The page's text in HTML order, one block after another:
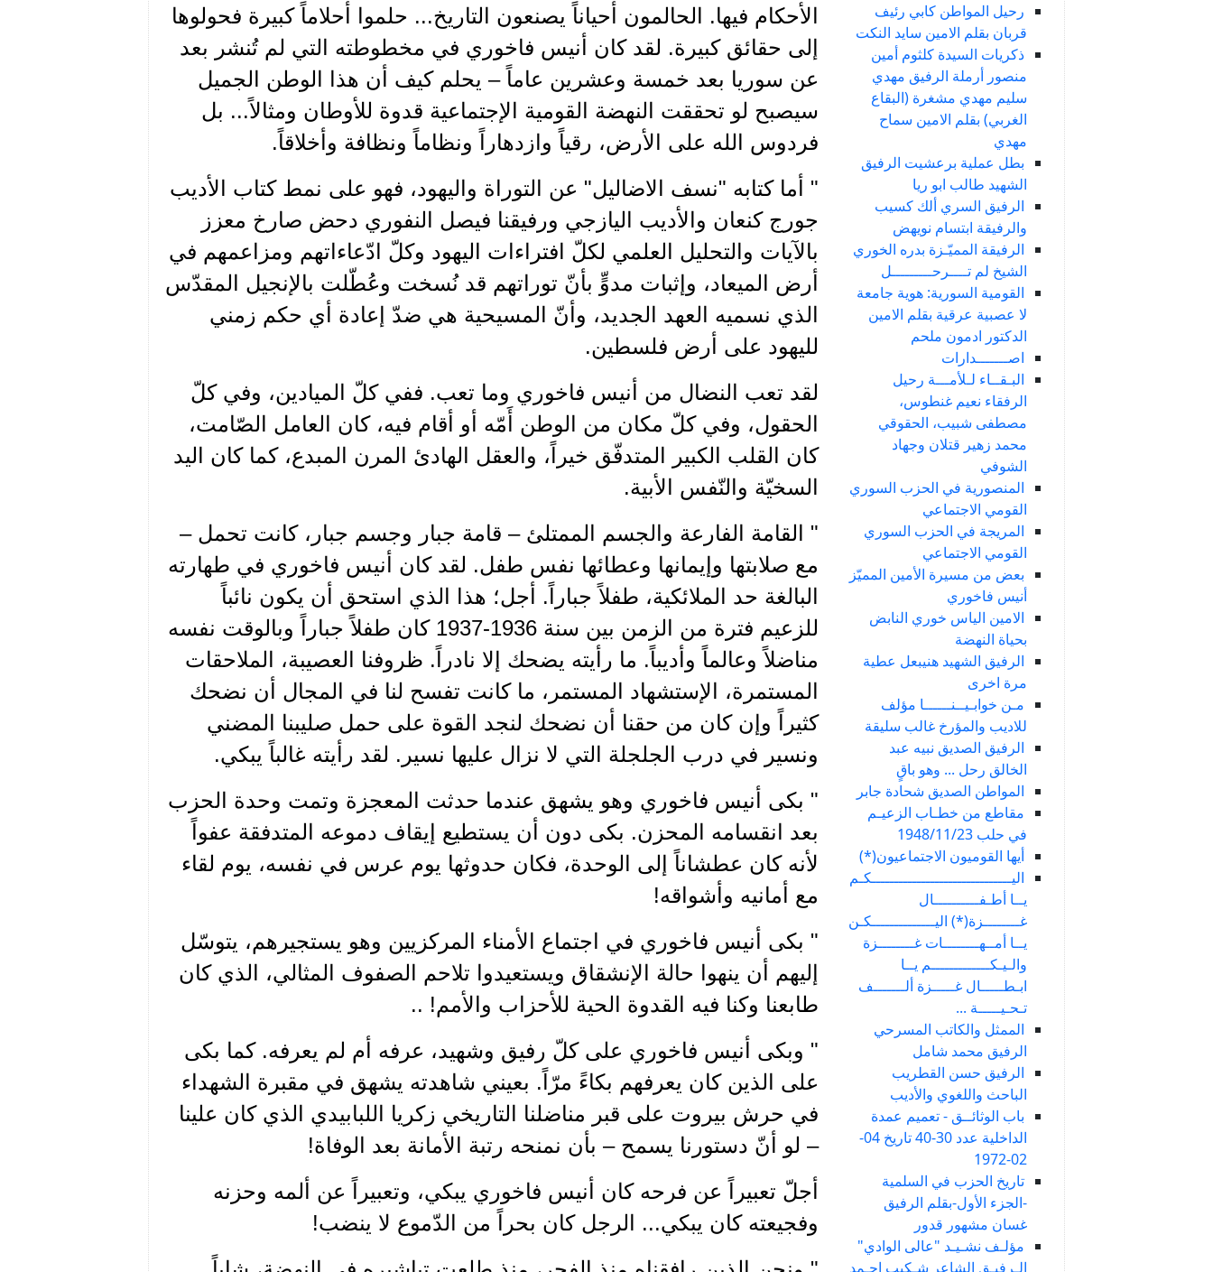
رحيل المواطن كابي رئيف
قربان بقلم الامين سايد النكت
ذكريات السيدة كلثوم أمين
منصور أرملة الرفيق مهدي
سليم مهدي مشغرة (البقاع
الغربي) بقلم الامين سماح
مهدي
بطل عملية برعشيت الرفيق
الشهيد طالب ابو ريا
الرفيق السري ألك كسيب
والرفيقة ابتسام نويهض
الرفيقة المميّـزة بدره الخوري
الشيخ لم تــــرحـــــــــل
القومية السورية: هوية جامعة
لا عصبية عرقية بقلم الامين
الدكتور ادمون ملحم
اصـــــــدارات
البـقــاء لـلأمـــة رحيل
الرفقاء نعيم غنطوس،
مصطفى شبيب، الحقوقي
محمد زهير قتلان وجهاد
الشوفي
المنصورية في الحزب السوري
القومي الاجتماعي
المريجة في الحزب السوري
القومي الاجتماعي
بعض من مسيرة الأمين المميّز
أنيس فاخوري
الامين الياس خوري النابض
بحياة النهضة
الرفيق الشهيد هنيبعل عطية
مرة اخرى
مـن خوابـيــنــــــا مؤلف
للاديب والمؤرخ غالب سليقة
الرفيق الصديق نبيه عبد
الخالق رحل ... وهو باقٍ
المواطن الصديق شحادة جابر
مقاطع من خطـاب الزعيـم
في حلب 1948/11/23
أيها القوميون الاجتماعيون(*)
اليـــــــــــــــــــــــــــــــكـم
يــا أطـفــــــــــال
غــــــــزة(*) اليــــــــــــــكـن
يــا أمــهــــــــات غــــــــزة
والـيـكـــــــــــــم يــا
ابـطـــــال غـــــزة ألـــــــف
تـحـيـــــة ...
الممثل والكاتب المسرحي
الرفيق محمد شامل
الرفيق حسن القطريب
الباحث واللغوي والأديب
باب الوثائــق - تعميم عمدة
الداخلية عدد 30-40 تاريخ 04-
02-1972
تاريخ الحزب في السلمية
-الجزء الأول-بقلم الرفيق
غسان مشهور قدور
مؤلـف نشـيـد "عالى الوادي"
الـرفيـق الشاعر شـكيب احـمد
الأحكام فيها. الحالمون أحياناً يصنعون التاريخ... حلموا أحلاماً كبيرة فحولوها
إلى حقائق كبيرة. لقد كان أنيس فاخوري في مخطوطته التي لم تُنشر بعد
عن سوريا بعد خمسة وعشرين عاماً – يحلم كيف أن هذا الوطن الجميل
سيصبح لو تحققت النهضة القومية الإجتماعية قدوة للأوطان ومثالاً... بل
فردوس الله على الأرض، رقياً وازدهاراً ونظاماً ونظافة وأخلاقاً.
" أما كتابه "نسف الاضاليل" عن التوراة واليهود، فهو على نمط كتاب الأديب
جورج كنعان والأديب اليازجي ورفيقنا فيصل النفوري دحض صارخ معزز
بالآيات والتحليل العلمي لكلّ افتراءات اليهود وكلّ ادّعاءاتهم ومزاعمهم في
أرض الميعاد، وإثبات مدوٍّ بأنّ توراتهم قد نُسخت وعُطّلت بالإنجيل المقدّس
الذي نسميه العهد الجديد، وأنّ المسيحية هي ضدّ إعادة أي حكم زمني
لليهود على أرض فلسطين.
لقد تعب النضال من أنيس فاخوري وما تعب. ففي كلّ الميادين، وفي كلّ
الحقول، وفي كلّ مكان من الوطن أَمّه أو أقام فيه، كان العامل الصّامت،
كان القلب الكبير المتدفّق خيراً، والعقل الهادئ المرن المبدع، كما كان اليد
السخيّة والنّفس الأبية.
" القامة الفارعة والجسم الممتلئ – قامة جبار وجسم جبار، كانت تحمل –
مع صلابتها وإيمانها وعطائها نفس طفل. لقد كان أنيس فاخوري في طهارته
البالغة حد الملائكية، طفلاً جباراً. أجل؛ هذا الذي استحق أن يكون نائباً
للزعيم فترة من الزمن بين سنة 1936-1937 كان طفلاً جباراً وبالوقت نفسه
مناضلاً وعالماً وأديباً. ما رأيته يضحك إلا نادراً. ظروفنا العصيبة، الملاحقات
المستمرة، الإستشهاد المستمر، ما كانت تفسح لنا في المجال أن نضحك
كثيراً وإن كان من حقنا أن نضحك لنجد القوة على حمل صليبنا المضني
ونسير في درب الجلجلة التي لا نزال عليها نسير. لقد رأيته غالباً يبكي.
" بكى أنيس فاخوري وهو يشهق عندما حدثت المعجزة وتمت وحدة الحزب
بعد انقسامه المحزن. بكى دون أن يستطيع إيقاف دموعه المتدفقة عفواً
لأنه كان عطشاناً إلى الوحدة، فكان حدوثها يوم عرس في نفسه، يوم لقاء
مع أمانيه وأشواقه!
" بكى أنيس فاخوري في اجتماع الأمناء المركزيين وهو يستجيرهم، يتوسّل
إليهم أن ينهوا حالة الإنشقاق ويستعيدوا تلاحم الصفوف المثالي، الذي كان
طابعنا وكنا فيه القدوة الحية للأحزاب والأمم! ..
" وبكى أنيس فاخوري على كلّ رفيق وشهيد، عرفه أم لم يعرفه. كما بكى
على الذين كان يعرفهم بكاءً مرّاً. بعيني شاهدته يشهق في مقبرة الشهداء
في حرش بيروت على قبر مناضلنا التاريخي زكريا اللبابيدي الذي كان علينا
– لو أنّ دستورنا يسمح – بأن نمنحه رتبة الأمانة بعد الوفاة!
أجلّ تعبيراً عن فرحه كان أنيس فاخوري يبكي، وتعبيراً عن ألمه وحزنه
وفجيعته كان يبكي... الرجل كان بحراً من الدّموع لا ينضب!